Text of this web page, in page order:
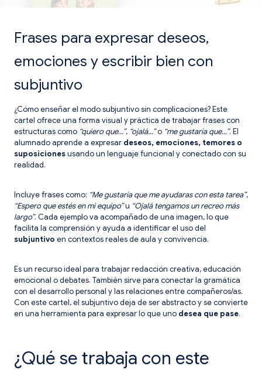
Frases para expresar deseos,
emociones y escribir bien con
subjuntivo
¿Cómo enseñar el modo subjuntivo sin complicaciones? Este
cartel ofrece una forma visual y práctica de trabajar frases con
estructuras como “quiero que…”, “ojalá…”o “me gustaría que…”. El
alumnado aprende a expresar deseos, emociones, temores o
suposicionesusando un lenguaje funcional y conectado con su
realidad.
Incluye frases como: “Me gustaría que me ayudaras con esta tarea”,
“Espero que estés en mi equipo”u “Ojalá tengamos un recreo más
largo”. Cada ejemplo va acompañado de una imagen, lo que
facilita la comprensión y ayuda a identificar el uso del
subjuntivo en contextos reales de aula y convivencia.
Es un recurso ideal para trabajar redacción creativa, educación
emocional o debates. También sirve para conectar la gramática
con el desarrollo personal y las relaciones entre compañeros/as.
Con este cartel, el subjuntivo deja de ser abstracto y se convierte
en una herramienta para expresar lo que uno desea que pase.
¿Qué se trabaja con este